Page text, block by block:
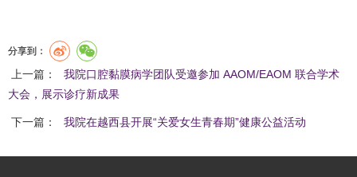
分享到：
上一篇：
我院口腔黏膜病学团队受邀参加 AAOM/EAOM 联合学术
大会，展示诊疗新成果
下一篇： 我院在越西县开展“关爱女生青春期”健康公益活动